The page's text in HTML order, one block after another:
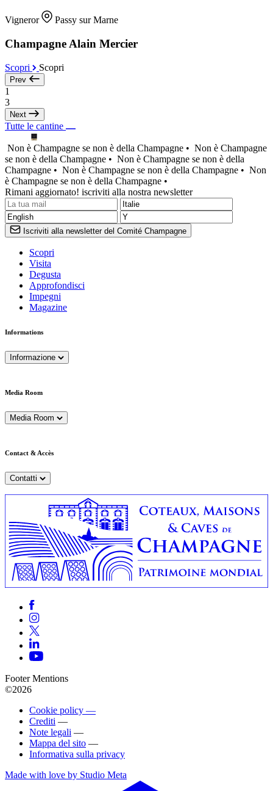
Vigneror Passy sur Marne
Champagne Alain Mercier
Scopri Scopri
Prev
1
3
Next
Tutte le cantine
Non è Champagne se non è della Champagne • Non è Champagne
se non è della Champagne • Non è Champagne se non è della
Champagne • Non è Champagne se non è della Champagne • Non
è Champagne se non è della Champagne •
Rimani aggiornato! iscriviti alla nostra newsletter
Iscriviti alla newsletter del Comité Champagne
Scopri
Visita
Degusta
Approfondisci
Impegni
Magazine
Informations
Informazione
Media Room
Media Room
Contact & Accès
Contatti
Footer Mentions
©2026
Cookie policy —
Crediti —
Note legali —
Mappa del sito —
Informativa sulla privacy
Made with love by Studio Meta